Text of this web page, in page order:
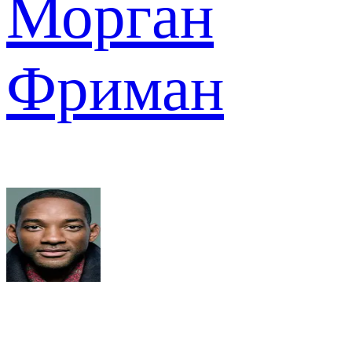
Морган
Фриман